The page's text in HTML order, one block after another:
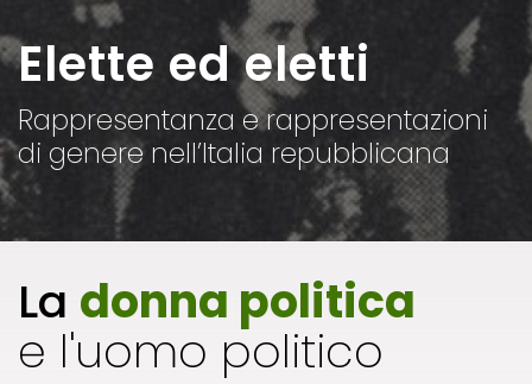
Elette ed eletti
Rappresentanza e rappresentazioni
di genere nell’Italia repubblicana
La donna politica
e l'uomo politico